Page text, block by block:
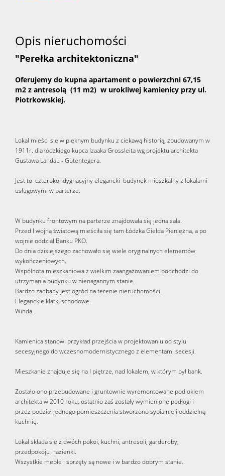
Opis nieruchomości
"Perełka architektoniczna"
Oferujemy do kupna apartament o powierzchni 67,15
m2 z antresolą (11 m2) w urokliwej kamienicy przy ul.
Piotrkowskiej.
Lokal mieści się w pięknym budynku z ciekawą historią, zbudowanym w
1911r. dla łódzkiego kupca Izaaka Grossleita wg projektu architekta
Gustawa Landau - Gutentegera.
Jest to czterokondygnacyjny elegancki budynek mieszkalny z lokalami
usługowymi w parterze.
W budynku frontowym na parterze znajdowała się jedna sala.
Przed I wojną światową mieściła się tam Łódzka Giełda Pieniężna, a po
wojnie oddział Banku PKO.
Do dnia dzisiejszego zachowało się wiele oryginalnych elementów
wykończeniowych.
Wspólnota mieszkaniowa z wielkim zaangażowaniem podchodzi do
utrzymania budynku w nienagannym stanie.
Bardzo zadbany jest ogród na terenie nieruchomości.
Eleganckie klatki schodowe.
Winda.
Kamienica stanowi przykład przejścia w projektowaniu od stylu
secesyjnego do wczesnomodernistycznego z elementami secesji.
Mieszkanie znajduje się na I piętrze, nad lokalem, w którym był bank.
Zostało ono przebudowane i gruntownie wyremontowane pod okiem
architekta w 2010 roku, ostatnio zaś zostały wymienione podłogi i
przez podział jednego pomieszczenia stworzono sypialnię i oddzielną
kuchnię.
Lokal składa się z dwóch pokoi, kuchni, antresoli, garderoby,
przedpokoju i łazienki.
Wszystkie meble i sprzęty są nowe i w bardzo dobrym stanie.